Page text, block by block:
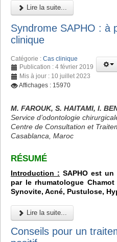
Lire la suite...
Syndrome SAPHO : à
clinique
Catégorie : Cas clinique
Publication : 4 février 2019
Mis à jour : 10 juillet 2023
Affichages : 15970
M. FAROUK, S. HAITAMI, I.
Service d’odontologie
Centre de Consultation et
Casablanca, Maroc
RÉSUMÉ
Introduction : SAPHO est
par le rhumatologue
Synovite, Acné, Pustulose,
Lire la suite...
Conseils pour un